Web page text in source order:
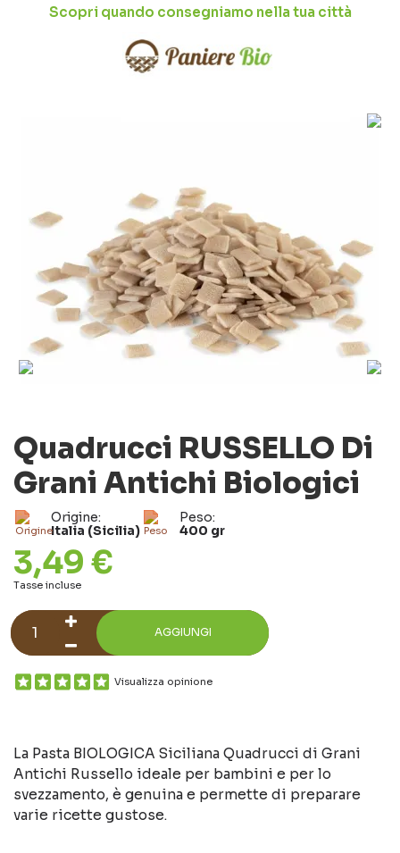
Scopri quando consegniamo nella tua città
Quadrucci RUSSELLO Di
Grani Antichi Biologici
Origine:
Italia (Sicilia)
Peso:
400 gr
3,49 €
Tasse incluse
AGGIUNGI
Visualizza opinione
La Pasta BIOLOGICA Siciliana Quadrucci di Grani
Antichi Russello ideale per bambini e per lo
svezzamento, è genuina e permette di preparare
varie ricette gustose.